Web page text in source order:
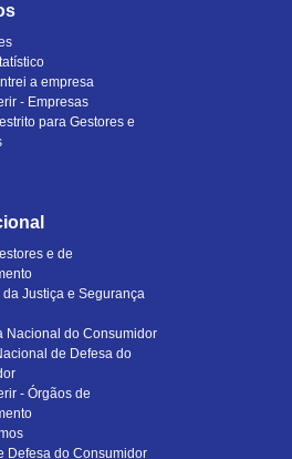
a empresa
- Empresas
para Gestores e
e de
da Justiça e Segurança
Nacional do Consumidor
de Defesa do
- Órgãos de
Defesa do Consumidor